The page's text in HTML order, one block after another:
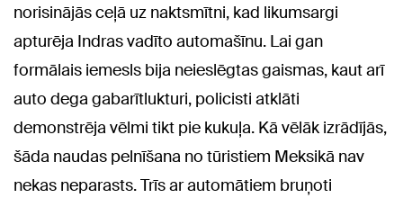
norisinājās ceļā uz naktsmītni, kad likumsargi
apturēja Indras vadīto automašīnu. Lai gan
formālais iemesls bija neieslēgtas gaismas, kaut arī
auto dega gabarītlukturi, policisti atklāti
demonstrēja vēlmi tikt pie kukuļa. Kā vēlāk izrādījās,
šāda naudas pelnīšana no tūristiem Meksikā nav
nekas neparasts. Trīs ar automātiem bruņoti